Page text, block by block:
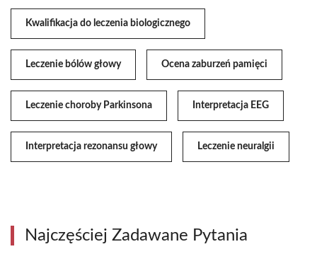
Kwalifikacja do leczenia biologicznego
Leczenie bólów głowy Ocena zaburzeń pamięci
Leczenie choroby Parkinsona Interpretacja EEG
Interpretacja rezonansu głowy Leczenie neuralgii
Najczęściej Zadawane Pytania